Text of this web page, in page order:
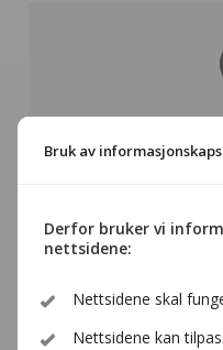
Bruk av
Derfor bruker vi
nettsidene:
Nettsidene skal
Nettsidene kan